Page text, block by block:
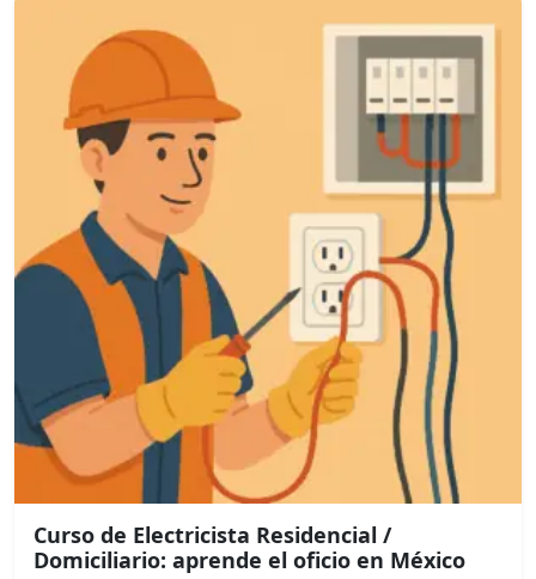
Curso de Electricista Residencial /
Domiciliario: aprende el oficio en México